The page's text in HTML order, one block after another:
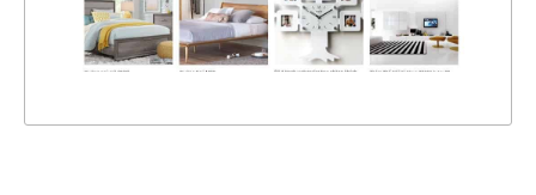
XEM THỰC TẾ